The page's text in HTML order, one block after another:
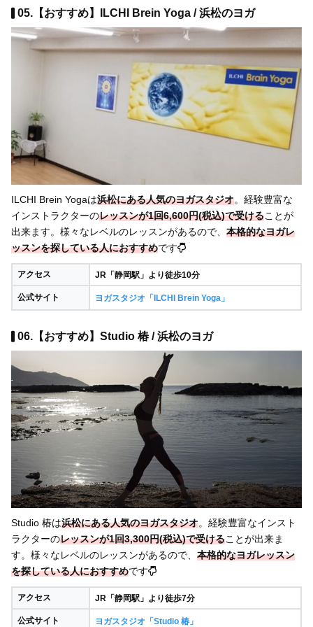
05.【おすすめ】ILCHI Brein Yoga / 浜松のヨガ
ILCHI Brein Yogaは浜松にある人気のヨガスタジオ。経験豊富な
インストラクターのレッスンが1回6,600円(税込)で受けることが
出来ます。様々なレベルのレッスンがあるので、 本格的なヨガレ
ッスンを探している人におすすめです
アクセス JR「静岡駅」より徒歩10分
公式サイト ヨガスタジオ「ILCHI Brein Yoga」
06.【おすすめ】Studio 椿 / 浜松のヨガ
Studio 椿は浜松にある人気のヨガスタジオ。経験豊富なインスト
ラクターのレッスンが1回3,300円(税込)で受けることが出来ま
す。様々なレベルのレッスンがあるので、 本格的なヨガレッスン
を探している人におすすめです
アクセス JR「静岡駅」より徒歩7分
公式サイト ヨガスタジオ「Studio 椿」